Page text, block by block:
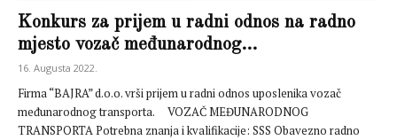
Konkurs za prijem u radni odnos na radno
mjesto vozač međunarodnog...
16. Augusta 2022.
Firma “BAJRA” d.o.o. vrši prijem u radni odnos uposlenika vozač
međunarodnog transporta. VOZAČ MEĐUNARODNOG
TRANSPORTA Potrebna znanja i kvalifikacije: SSS Obavezno radno